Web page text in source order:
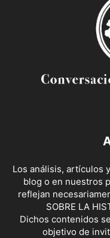
Los análisis, artículos
blog o en nuestros
reflejan
SOBRE LA
Dichos contenidos
objetivo de